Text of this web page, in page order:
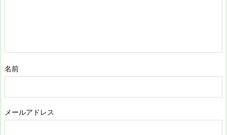
名前
メールアドレス